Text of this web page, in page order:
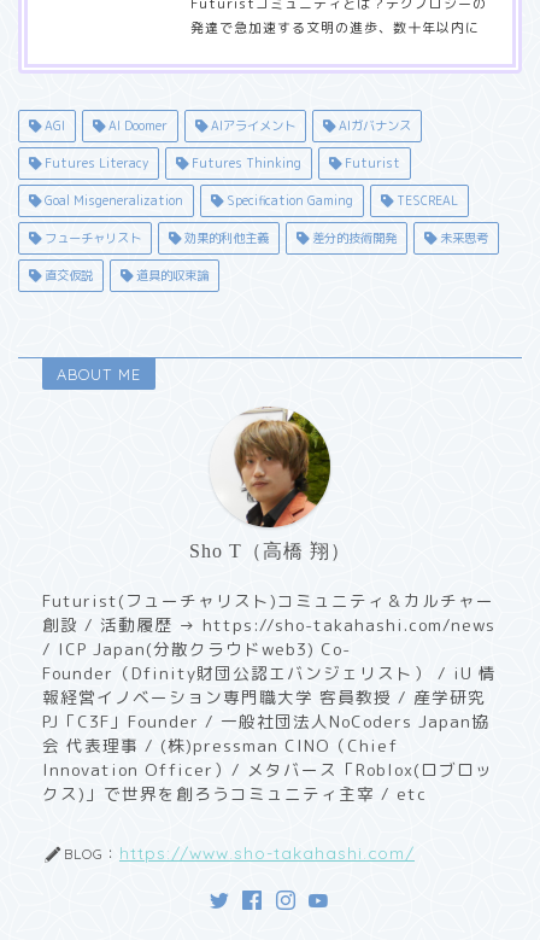
発達で急加速する文明の進歩、数十年以内に
「Futuristという職種」が立ち上がるなど、
未来をバックキャストするFuturistの存在が
求められ始めています。（参考：2070年の
世界 〜シンギュラリティ・ネイティブの出
現〜）そのような中、Futuristコミュニティ
では、未来をただ妄想するだけでなく、各々
が行うFuturismに関する事業やアイデア・
企画などをシェアし、互いにインスピレーシ
ョンを与え合うことを目…
AGI AI Doomer AIアライメント AIガバナンス
Futures Literacy Futures Thinking Futurist
Goal Misgeneralization Specification Gaming TESCREAL
フューチャリスト 効果的利他主義 差分的技術開発 未来思考
直交仮説 道具的収束論
ABOUT ME
Sho T（高橋 翔）
Futurist(フューチャリスト)コミュニティ＆カルチャー
創設 / 活動履歴 → https://sho-takahashi.com/news
/ ICP Japan(分散クラウドweb3) Co-
Founder（Dfinity財団公認エバンジェリスト） / iU 情
報経営イノベーション専門職大学 客員教授 / ​産学研究
PJ「C3F」Founder / 一般社団法人NoCoders Japan協
会 代表理事 / (株)pressman CINO（Chief
Innovation Officer）/ メタバース「Roblox(ロブロッ
クス)」で世界を創ろうコミュニティ主宰 / etc
BLOG： https://www.sho-takahashi.com/